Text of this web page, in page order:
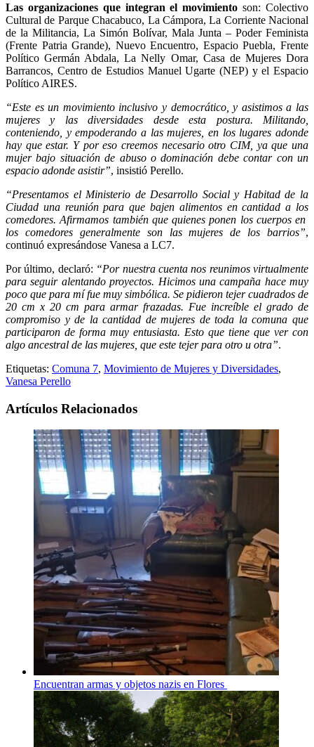
Las organizaciones que integran el movimiento son: Colectivo
Cultural de Parque Chacabuco, La Cámpora, La Corriente Nacional
de la Militancia, La Simón Bolívar, Mala Junta – Poder Feminista
(Frente Patria Grande), Nuevo Encuentro, Espacio Puebla, Frente
Político Germán Abdala, La Nelly Omar, Casa de Mujeres Dora
Barrancos, Centro de Estudios Manuel Ugarte (NEP) y el Espacio
Político AIRES.
“Este es un movimiento inclusivo y democrático, y asistimos a las
mujeres y las diversidades desde esta postura. Militando,
conteniendo, y empoderando a las mujeres, en los lugares adonde
hay que estar. Y por eso creemos necesario otro CIM, ya que una
mujer bajo situación de abuso o dominación debe contar con un
espacio adonde asistir”, insistió Perello.
“Presentamos el Ministerio de Desarrollo Social y Habitad de la
Ciudad una reunión para que bajen alimentos en cantidad a los
comedores. Afirmamos también que quienes ponen los cuerpos en
los comedores generalmente son las mujeres de los barrios”,
continuó expresándose Vanesa a LC7.
Por último, declaró: “Por nuestra cuenta nos reunimos virtualmente
para seguir alentando proyectos. Hicimos una campaña hace muy
poco que para mí fue muy simbólica. Se pidieron tejer cuadrados de
20 cm x 20 cm para armar frazadas. Fue increíble el grado de
compromiso y de la cantidad de mujeres de toda la comuna que
participaron de forma muy entusiasta. Esto que tiene que ver con
algo ancestral de las mujeres, que este tejer para otro u otra”.
Etiquetas: Comuna 7, Movimiento de Mujeres y Diversidades,
Vanesa Perello
Artículos Relacionados
Encuentran armas y objetos nazis en Flores